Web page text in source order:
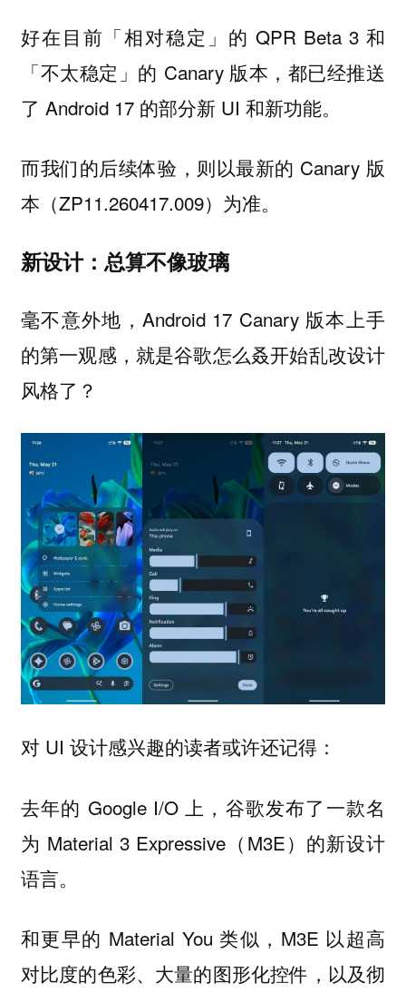
好在目前「相对稳定」的 QPR Beta 3 和
「不太稳定」的 Canary 版本，都已经推送
了 Android 17 的部分新 UI 和新功能。
而我们的后续体验，则以最新的 Canary 版
本（ZP11.260417.009）为准。
新设计：总算不像玻璃
毫不意外地，Android 17 Canary 版本上手
的第一观感，就是谷歌怎么叒开始乱改设计
风格了？
对 UI 设计感兴趣的读者或许还记得：
去年的 Google I/O 上，谷歌发布了一款名
为 Material 3 Expressive（M3E）的新设计
语言。
和更早的 Material You 类似，M3E 以超高
对比度的色彩、大量的图形化控件，以及彻